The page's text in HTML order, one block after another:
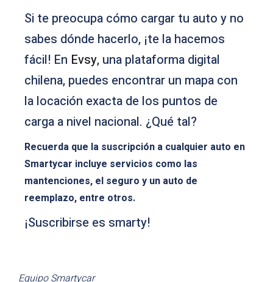
Si te preocupa cómo cargar tu auto y no
sabes dónde hacerlo, ¡te la hacemos
fácil! En Evsy, una plataforma digital
chilena, puedes encontrar un mapa con
la locación exacta de los puntos de
carga a nivel nacional. ¿Qué tal?
Recuerda que la suscripción a cualquier auto en
Smartycar incluye servicios como las
mantenciones, el seguro y un auto de
reemplazo, entre otros.
¡Suscribirse es smarty!
Equipo Smartycar